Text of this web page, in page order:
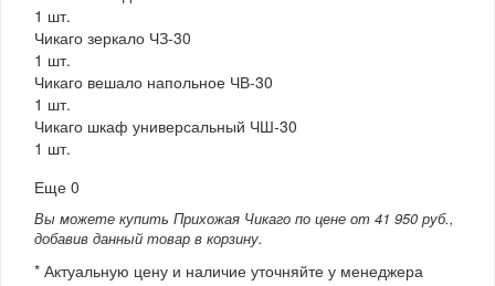
1 шт.
Чикаго зеркало ЧЗ-30
1 шт.
Чикаго вешало напольное ЧВ-30
1 шт.
Чикаго шкаф универсальный ЧШ-30
1 шт.
Еще 0
Вы можете купить Прихожая Чикаго по цене от 41 950 руб.,
добавив данный товар в корзину.
* Актуальную цену и наличие уточняйте у менеджера